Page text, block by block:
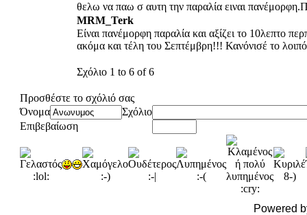
θελω να παω σ αυτη την παραλία ειναι
MRM_Terk
Είναι πανέμορφη παραλία και αξίζει το 10λεπτο
ακόμα και τέλη του Σεπτέμβρη!!! Κανόνισέ το
Σχόλιο 1 to 6 of 6
Προσθέστε το σχόλιό σας
Όνομα
Σχόλιο
Επιβεβαίωση
Powered